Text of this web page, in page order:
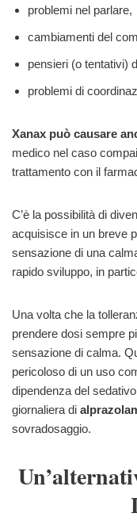
problemi nel parlare,
cambiamenti del
pensieri (o tentativi)
problemi di
Xanax può causare
medico nel caso
trattamento con il
C’è la possibilità di
acquisisce in un breve
sensazione di una
rapido sviluppo, in
Una volta che la
prendere dosi sempre
sensazione di calma.
pericoloso di un uso
dipendenza del
giornaliera di
sovradosaggio.